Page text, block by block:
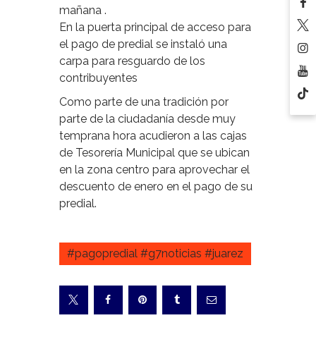
mañana .
En la puerta principal de acceso para
el pago de predial se instaló una
carpa para resguardo de los
contribuyentes
Como parte de una tradición por
parte de la ciudadanía desde muy
temprana hora acudieron a las cajas
de Tesorería Municipal que se ubican
en la zona centro para aprovechar el
descuento de enero en el pago de su
predial.
#pagopredial #g7noticias #juarez